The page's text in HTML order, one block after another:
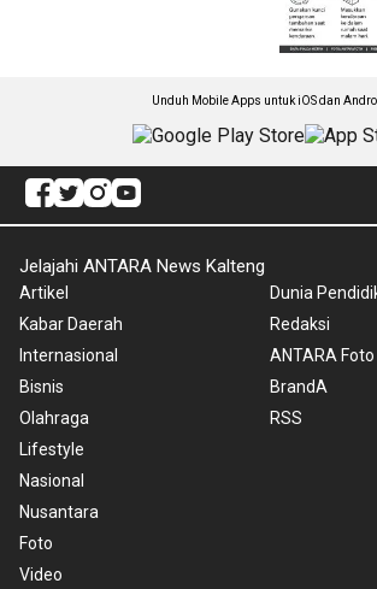
Unduh Mobile Apps untuk iOS dan
Jelajahi ANTARA News Kalteng
Artikel
Kabar Daerah
Internasional
Bisnis
Olahraga
Lifestyle
Nasional
Nusantara
Foto
Video
Dunia
Redaksi
ANTARA Foto
BrandA
RSS